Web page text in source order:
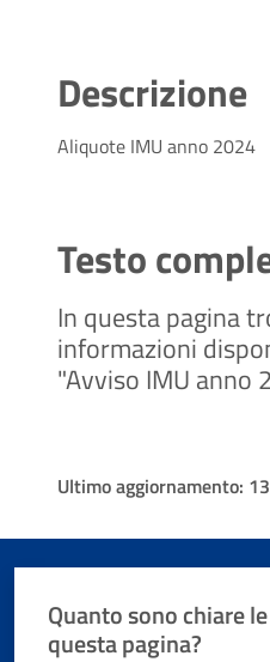
Descrizione
Aliquote IMU anno 2024
Testo
In questa pagina
informazioni
"Avviso IMU anno
Ultimo aggiornamento:
Quanto sono chiare
questa pagina?